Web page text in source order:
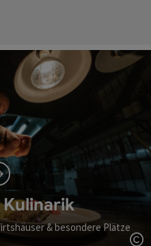
Kulinarik
& besondere Plätze